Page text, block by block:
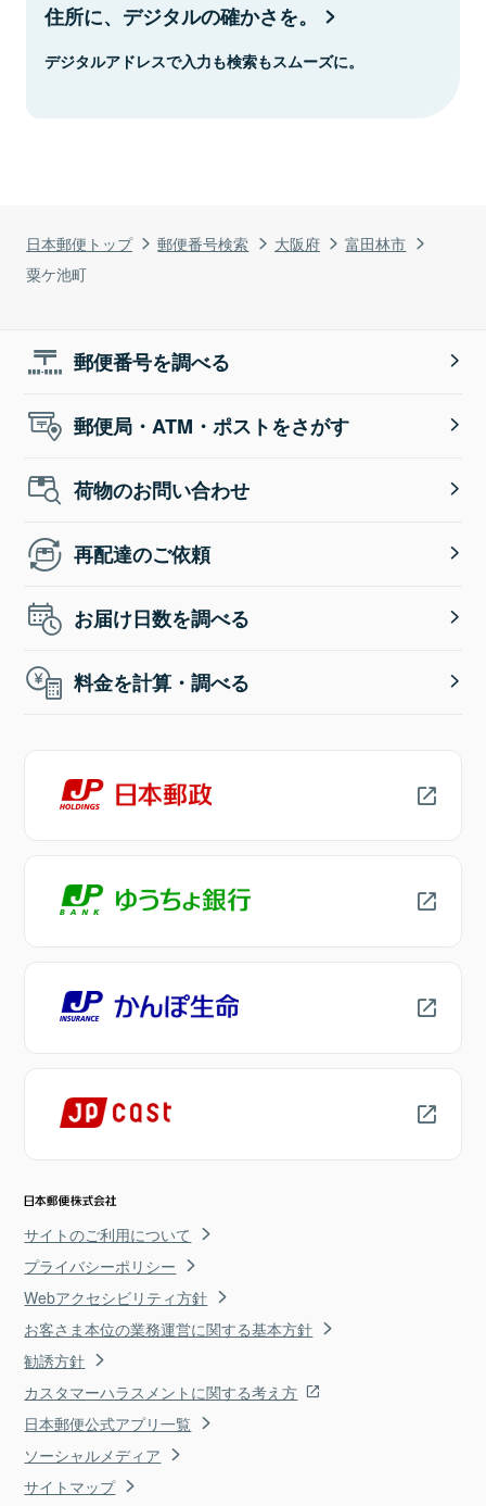
日本郵便トップ 郵便番号検索 大阪府
富田林市
粟ケ池町
住所に、デジタルの確かさを。
デジタルアドレスで入力も検索もスムーズに。
郵便番号を調べる
郵便局・ATM・ポストをさがす
荷物のお問い合わせ
再配達のご依頼
お届け日数を調べる
料金を計算・調べる
サイトのご利用について
プライバシーポリシー
Webアクセシビリティ方針
お客さま本位の業務運営に関する基本方針
勧誘方針
カスタマーハラスメントに関する考え方
日本郵便公式アプリ一覧
ソーシャルメディア
サイトマップ